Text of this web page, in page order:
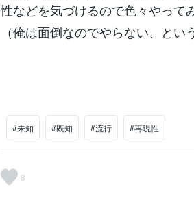
性などを気づけるので色々やって
（俺は面倒なのでやらない、とい
#未知 #既知 #流行 #再現性
8